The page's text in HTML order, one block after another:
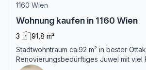
1160 Wien
Wohnung kaufen in 1160 Wien
3
91,8 m²
Stadtwohntraum ca.92 m² in bester
Renovierungsbedürftiges Juwel mit viel